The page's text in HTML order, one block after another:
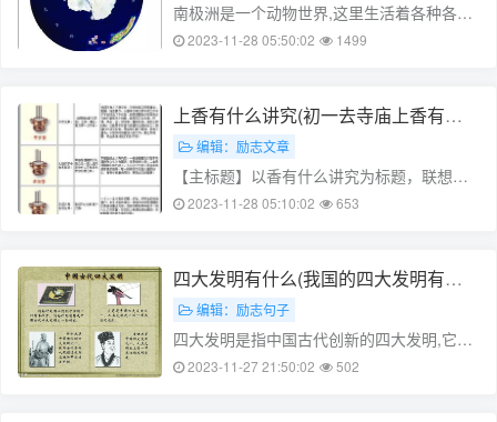
南极洲是一个动物世界,这里生活着各种各样
的动物。本文将介绍南极洲上的动物及其生
洲的寒冷环境中。企鹅的羽……
2023-11-28 05:50:02 1499
上香有什么讲究(初一去寺庙上香有什
么讲究)
编辑：励志文章
【主标题】以香有什么讲究为标题，联想出
副标题：探讨香薰生活中的文化、科学、与
薰的历史渊源 香薰的历史可以……
2023-11-28 05:10:02 653
四大发明有什么(我国的四大发明有什
么) 编辑：励志句子
四大发明是指中国古代创新的四大发明,它们
分别是造纸术、指南针、火药和印刷术。这
2023-11-27 21:50:02 502